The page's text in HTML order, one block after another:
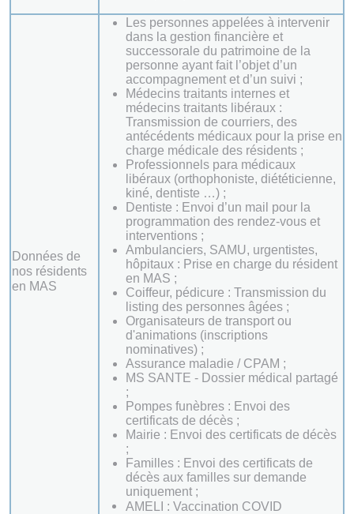
Données de
nos résidents
en MAS
Les personnes appelées à intervenir
dans la gestion financière et
successorale du patrimoine de la
personne ayant fait l’objet d’un
accompagnement et d’un suivi ;
Médecins traitants internes et
médecins traitants libéraux :
Transmission de courriers, des
antécédents médicaux pour la prise en
charge médicale des résidents ;
Professionnels para médicaux
libéraux (orthophoniste, diététicienne,
kiné, dentiste …) ;
Dentiste : Envoi d’un mail pour la
programmation des rendez-vous et
interventions ;
Ambulanciers, SAMU, urgentistes,
hôpitaux : Prise en charge du résident
en MAS ;
Coiffeur, pédicure : Transmission du
listing des personnes âgées ;
Organisateurs de transport ou
d'animations (inscriptions
nominatives) ;
Assurance maladie / CPAM ;
MS SANTE - Dossier médical partagé
;
Pompes funèbres : Envoi des
certificats de décès ;
Mairie : Envoi des certificats de décès
;
Familles : Envoi des certificats de
décès aux familles sur demande
uniquement ;
AMELI : Vaccination COVID